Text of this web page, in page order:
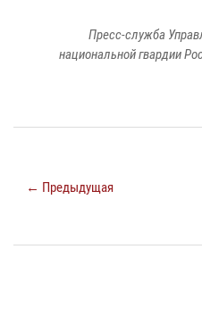
Пресс-служба
национальной гвардии
← Предыдущая